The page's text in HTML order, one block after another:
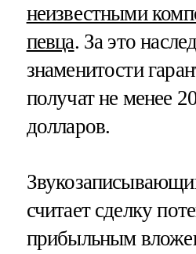
неизвестными
певца. За это
знаменитости
получат не менее
долларов.
считает сделку
прибыльным